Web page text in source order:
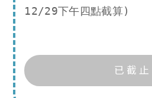
12/29下午四點截算)
已截止